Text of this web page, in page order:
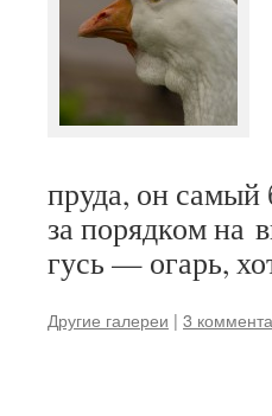
пруда, он самый
за порядком на
гусь — огарь,
Другие галереи | 3